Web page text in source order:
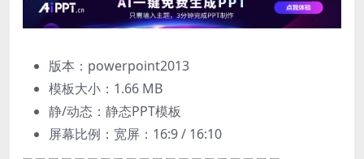
版本：powerpoint2013
模板大小： 1.66 MB
静/动态：静态PPT模板
屏幕比例：宽屏：16:9 / 16:10